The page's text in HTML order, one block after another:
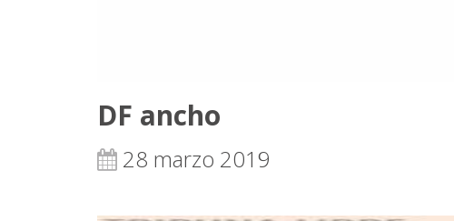
DF ancho
28 marzo 2019